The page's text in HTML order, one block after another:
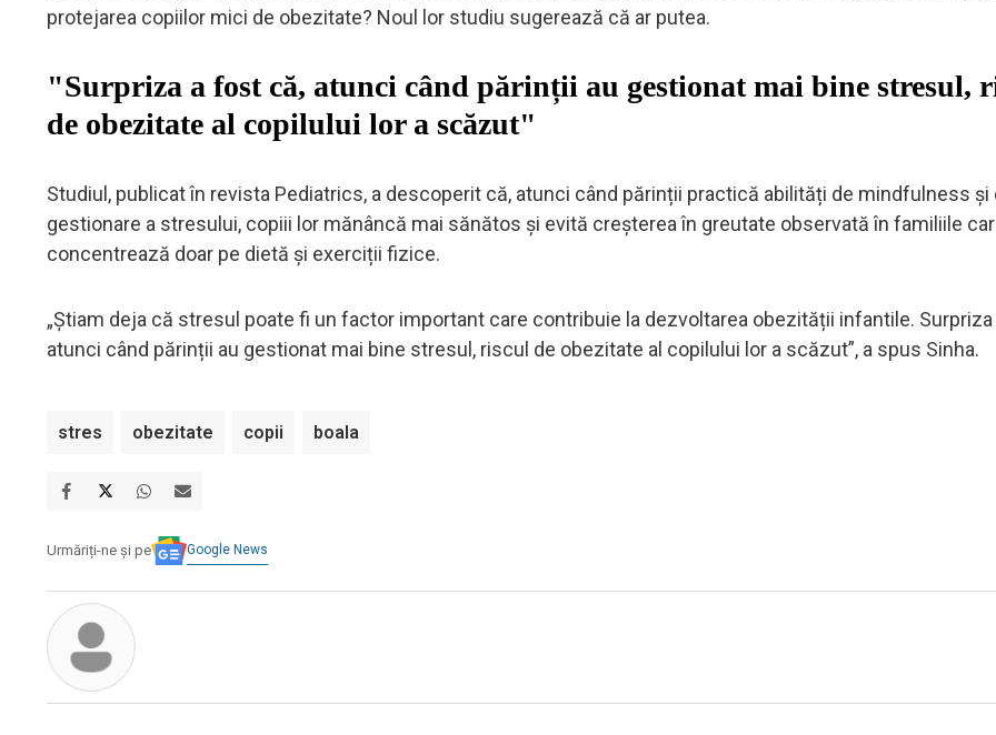
protejarea copiilor mici de obezitate? Noul lor studiu sugerează că ar putea.
"Surpriza a fost că, atunci când părinții au gestionat mai bine stresul,
de obezitate al copilului lor a scăzut"
Studiul, publicat în revista Pediatrics, a descoperit că, atunci când părinții practică abilități de mindfulness și
gestionare a stresului, copiii lor mănâncă mai sănătos și evită creșterea în greutate observată în familiile
concentrează doar pe dietă și exerciții fizice.
„Știam deja că stresul poate fi un factor important care contribuie la dezvoltarea obezității infantile.
atunci când părinții au gestionat mai bine stresul, riscul de obezitate al copilului lor a scăzut”, a spus Sinha.
stres obezitate copii boala
Urmăriți-ne și pe Google News